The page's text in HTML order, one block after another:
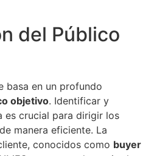
del Público
basa en un profundo
objetivo. Identificar y
es crucial para dirigir los
manera eficiente. La
conocidos como buyer